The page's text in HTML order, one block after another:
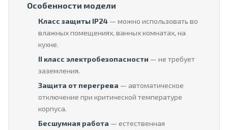
Особенности модели
Класс защиты IP24 — можно использовать во
влажных помещениях, ванных комнатах, на
кухне.
II класс электробезопасности — не требует
заземления.
Защита от перегрева — автоматическое
отключение при критической температуре
корпуса.
Бесшумная работа — естественная